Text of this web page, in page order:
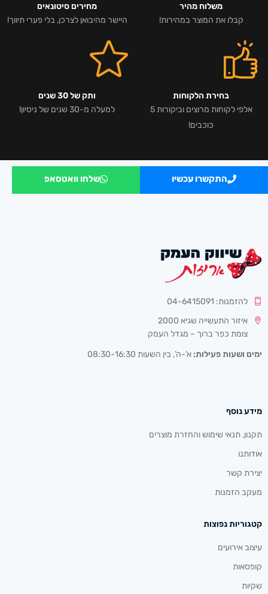
משלוח מהיר
קבלו את המוצר במהירות!
מחירים סיטונאים
היישר מהיבואן לצרכן, בלי פערי תיווך!
בחירת הלקוחות
אלפי לקוחות מרוצים וביקורות 5
כוכבים!
ותק של 30 שנים
למעלה מ-30 שנים של ניסיון!
התקשרו עכשיו שלחו וואטסאפ
להזמנות: 04-6415091
איזור התעשייה שגיא 2000
צומת כפר ברוך – מגדל העמק
ימים ושעות פעילות: א’-ה’, בין השעות 08:30-16:30
מידע נוסף
תקנון, תנאי שימוש והחזרת מוצרים
אודותנו
יצירת קשר
מעקב הזמנות
קטגוריות נפוצות
עיצוב אירועים
קופסאות
שקיות